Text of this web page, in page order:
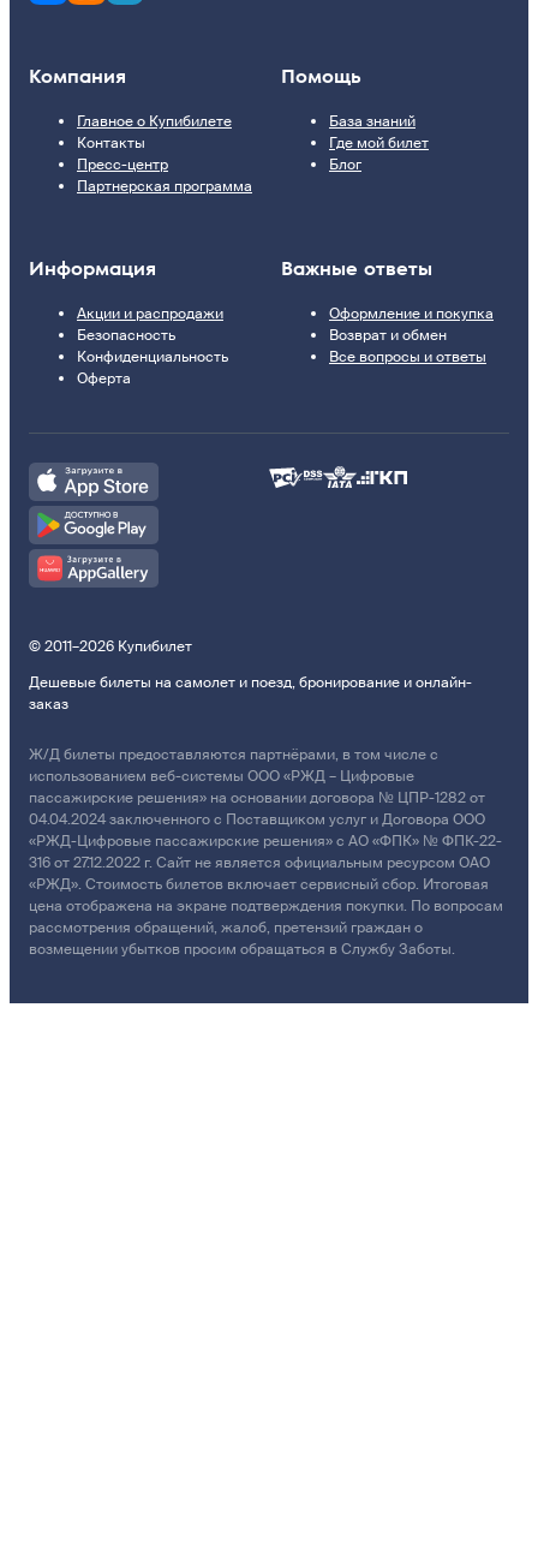
Компания
Главное о Купибилете
Контакты
Пресс-центр
Партнерская программа
Помощь
База знаний
Где мой билет
Блог
Информация
Акции и распродажи
Безопасность
Конфиденциальность
Оферта
Важные ответы
Оформление и покупка
Возврат и обмен
Все вопросы и ответы
© 2011–2026 Купибилет
Дешевые билеты на самолет и поезд, бронирование и онлайн-
заказ
Ж/Д билеты предоставляются партнёрами, в том числе с
использованием веб-системы ООО «РЖД – Цифровые
пассажирские решения» на основании договора № ЦПР-1282 от
04.04.2024 заключенного с Поставщиком услуг и Договора ООО
«РЖД-Цифровые пассажирские решения» с АО «ФПК» № ФПК-22-
316 от 27.12.2022 г. Сайт не является официальным ресурсом ОАО
«РЖД». Стоимость билетов включает сервисный сбор. Итоговая
цена отображена на экране подтверждения покупки. По вопросам
рассмотрения обращений, жалоб, претензий граждан о
возмещении убытков просим обращаться в Службу Заботы.